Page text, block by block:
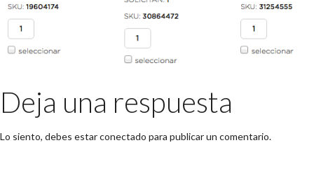
Deja una respuesta
Lo siento, debes estarconectado para publicar un comentario.